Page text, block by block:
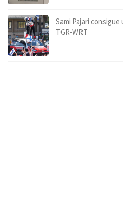
Sami Pajari
TGR-WRT